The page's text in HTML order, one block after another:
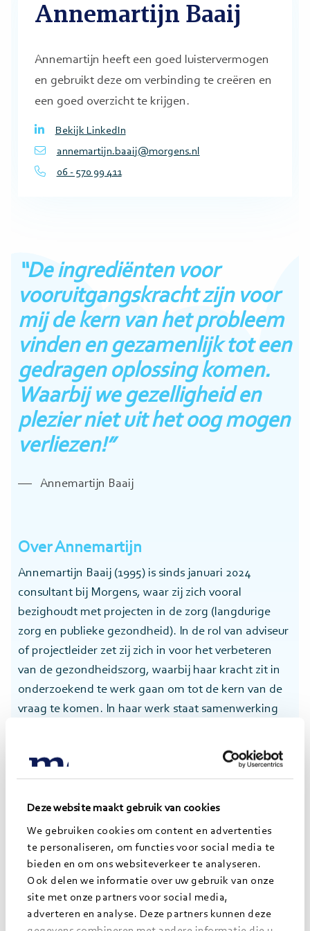
Deze website maakt gebruik van cookies
We gebruiken cookies om content en advertenties
te personaliseren, om functies voor social media te
bieden en om ons websiteverkeer te analyseren.
Ook delen we informatie over uw gebruik van onze
site met onze partners voor social media,
adverteren en analyse. Deze partners kunnen deze
Annemartijn Baaij
Annemartijn heeft een goed luistervermogen
en gebruikt deze om verbinding te creëren en
een goed overzicht te krijgen.
Bekijk LinkedIn
annemartijn.baaij@morgens.nl
06 - 570 99 411
“De ingrediënten voor
vooruitgangskracht zijn voor
mij de kern van het probleem
vinden en gezamenlijk tot een
gedragen oplossing komen.
Waarbij we gezelligheid en
plezier niet uit het oog mogen
verliezen!”
Annemartijn Baaij
Over Annemartijn
Annemartijn Baaij (1995) is sinds januari 2024
consultant bij Morgens, waar zij zich vooral
bezighoudt met projecten in de zorg (langdurige
zorg en publieke gezondheid). In de rol van adviseur
of projectleider zet zij zich in voor het verbeteren
van de gezondheidszorg, waarbij haar kracht zit in
onderzoekend te werk gaan om tot de kern van de
vraag te komen. In haar werk staat samenwerking
medewerkers stimuleert om zo tot een gedragen
resultaat te komen.
kwaliteitsadviseur is Annemartijn bekend met het
wel en wee in het ziekenhuis. Ze heeft daar
verschillende verbeterprojecten op afdelingen
uitgevoerd om de kwaliteit van de zorg te
verbeteren. Haar opgedane kennis wil ze graag
inzetten om andere zorgorganisaties met